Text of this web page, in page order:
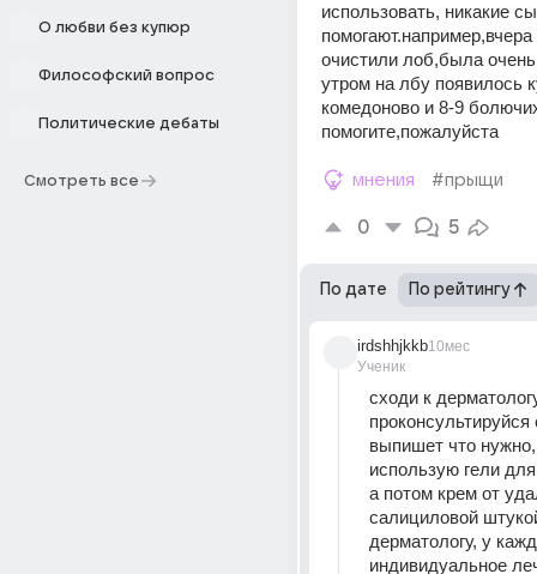
О любви без купюр
Философский вопрос
Политические дебаты
Смотреть все
использовать, никакие
очистили лоб,была
утром на лбу появилось
комедоново и 8-9
помогите,пожалуйста
мнения #прыщи
0 5
По дате По рейтингу
irdshhjkkb
Ученик
10мес
сходи к
выпишет что
использую гели
а потом крем от
салициловой
дерматологу, у
индивидуальное